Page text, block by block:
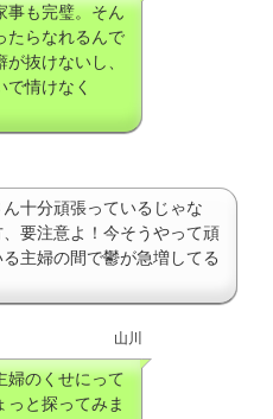
事も完璧。そん
たらなれるんで
抜けないし、
情けなく
十分頑張っているじゃな
要注意よ！今そうやって頑
主婦の間で鬱が急増してる
山川
婦のくせにって
っと探ってみま